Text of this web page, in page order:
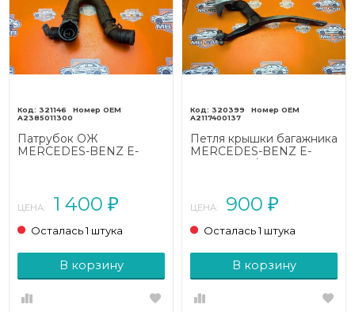
321146
A2385011300
Патрубок ОЖ
MERCEDES-BENZ E-
4MATIC 9G-Tronic (333
л.с.)
ЦЕНА: 1 400 ₽
Осталась 1 штука
В корзину
320399
A2117400137
Петля крышки багажника
MERCEDES-BENZ E-
класс W211/S211 (2002 -
ЦЕНА: 900 ₽
Осталась 1 штука
В корзину